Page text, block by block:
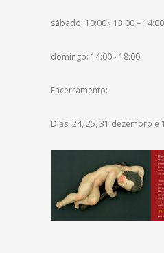
sábado: 10:00 › 13:00 –
domingo: 14:00 › 18:00
Encerramento:
Dias: 24, 25, 31 dezembro e